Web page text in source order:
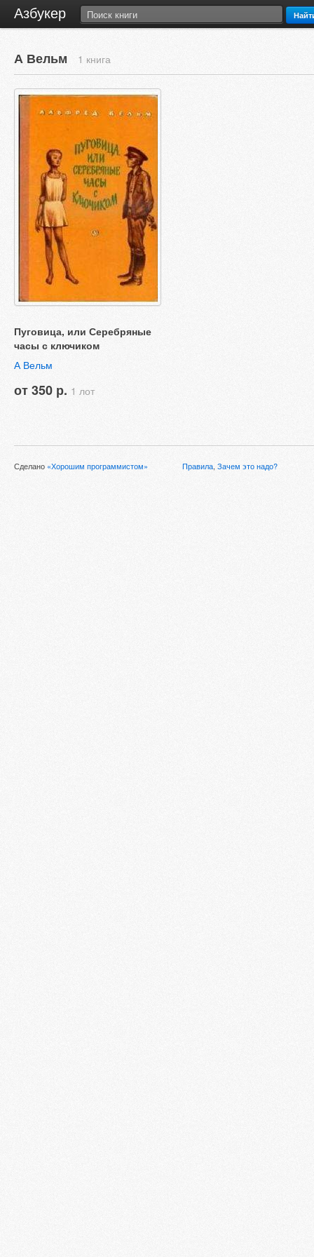
Азбукер
А Вельм 1 книга
Пуговица, или Серебряные
часы с ключиком
А Вельм
от 350 р. 1 лот
Сделано «Хорошим программистом» Правила, Зачем это надо?